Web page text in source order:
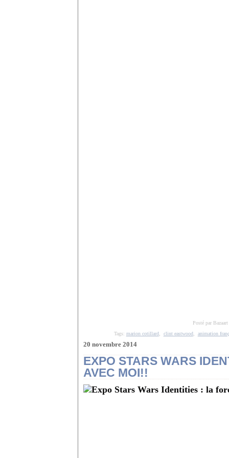
Posté par
Tags: marion cotillard, clint eastwood, animation
20 novembre 2014
EXPO STARS WARS
AVEC MOI!!